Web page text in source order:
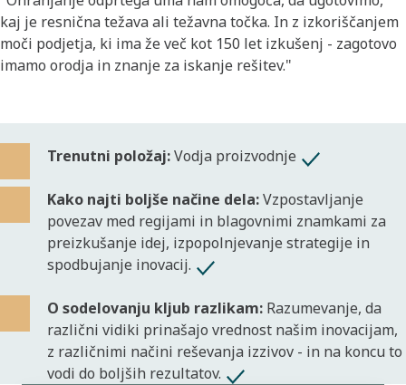
kaj je resnična težava ali težavna točka. In z izkoriščanjem
moči podjetja, ki ima že več kot 150 let izkušenj - zagotovo
imamo orodja in znanje za iskanje rešitev."
Trenutni položaj:Vodja proizvodnje
Kako najti boljše načine dela:Vzpostavljanje
povezav med regijami in blagovnimi znamkami za
preizkušanje idej, izpopolnjevanje strategije in
spodbujanje inovacij.
O sodelovanju kljub razlikam: Razumevanje, da
različni vidiki prinašajo vrednost našim inovacijam,
z različnimi načini reševanja izzivov - in na koncu to
vodi do boljših rezultatov.